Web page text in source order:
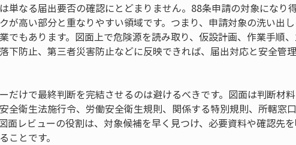
単なる届出要否の確認にとどまりません。88条申請の対象になり
が高い部分と重なりやすい領域です。つまり、申請対象の洗い出
でもあります。図面上で危険源を読み取り、仮設計画、作業手順
下防止、第三者災害防止などに反映できれば、届出対応と安全管
だけで最終判断を完結させるのは避けるべきです。図面は判断材
全衛生法施行令、労働安全衛生規則、関係する特別規則、所轄窓
面レビューの役割は、対象候補を早く見つけ、必要資料や確認先
ことです。